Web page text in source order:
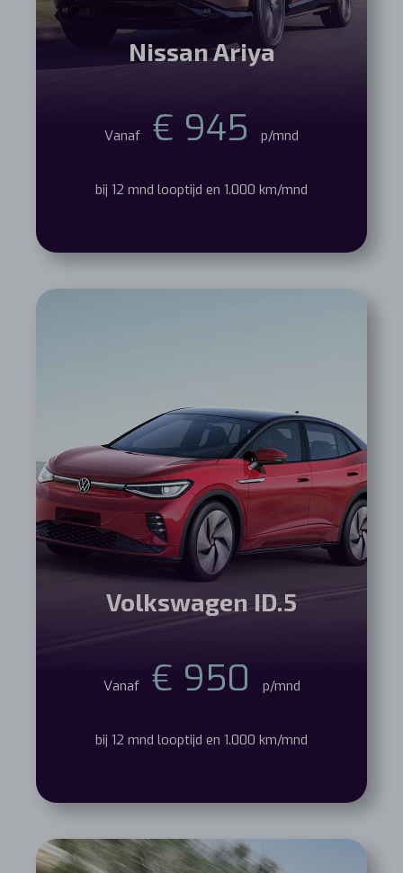
Nissan Ariya
Vanaf € 945 p/mnd
bij 12 mnd looptijd en 1.000 km/mnd
Volkswagen ID.5
Vanaf € 950 p/mnd
bij 12 mnd looptijd en 1.000 km/mnd